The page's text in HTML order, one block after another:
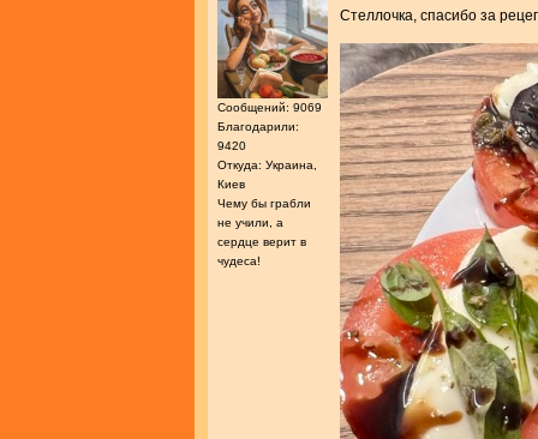
Сообщений: 9069
Благодарили:
9420
Откуда: Украина,
Киев
Чему бы грабли
не учили, а
сердце верит в
чудеса!
Стеллочка, спасибо за